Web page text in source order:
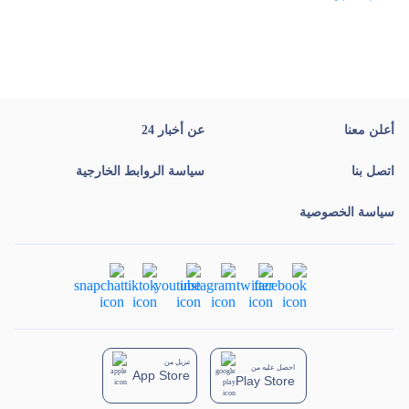
أعلن معنا عن أخبار 24
اتصل بنا سياسة الروابط الخارجية
سياسة الخصوصية
تنزيل من
App Store
احصل عليه من
Play Store